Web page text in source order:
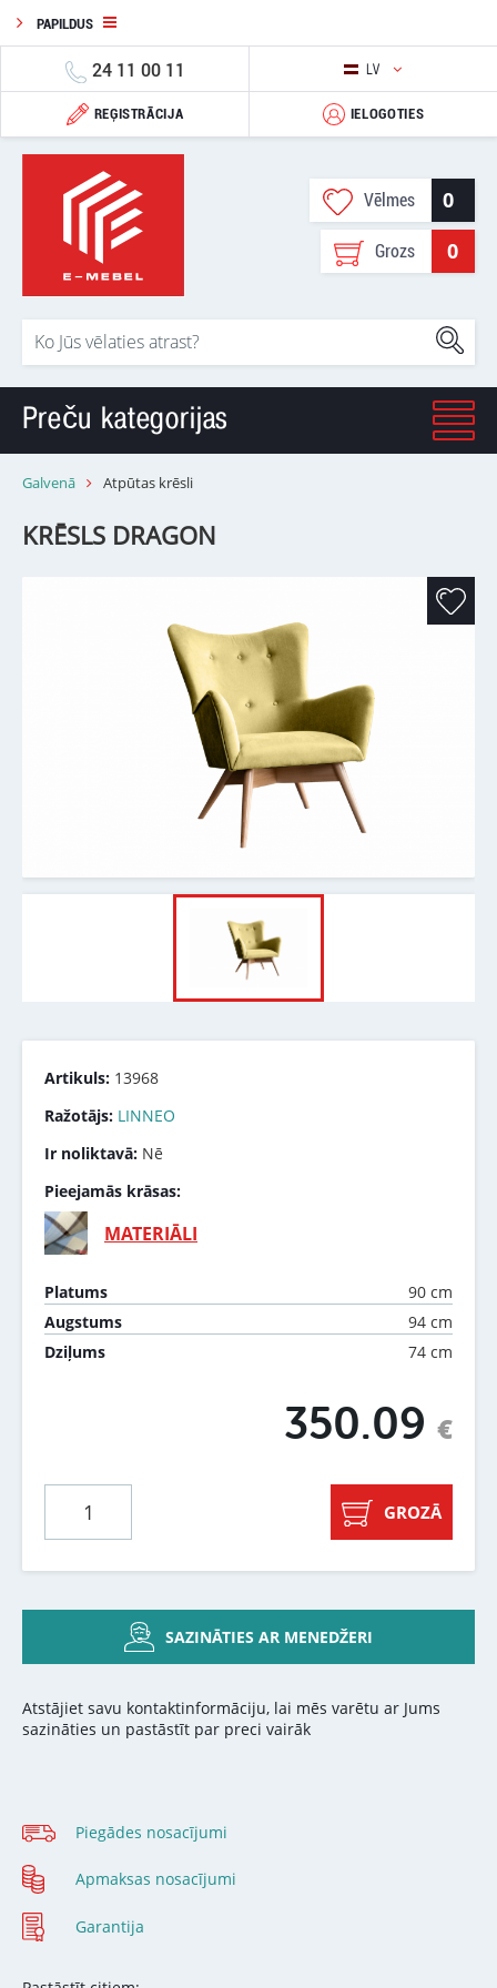
PAPILDUS
24 11 00 11 LV
REĢISTRĀCIJA IELOGOTIES
Vēlmes 0
Grozs 0
Preču kategorijas
Galvenā Atpūtas krēsli
KRĒSLS DRAGON
Artikuls: 13968
Ražotājs: LINNEO
Ir noliktavā: Nē
Pieejamās krāsas:
MATERIĀLI
Platums
90 cm
Augstums
94 cm
Dziļums
74 cm
350.09 €
GROZĀ
SAZINĀTIES AR MENEDŽERI
Atstājiet savu kontaktinformāciju, lai mēs varētu ar Jums
sazināties un pastāstīt par preci vairāk
Piegādes nosacījumi
Apmaksas nosacījumi
Garantija